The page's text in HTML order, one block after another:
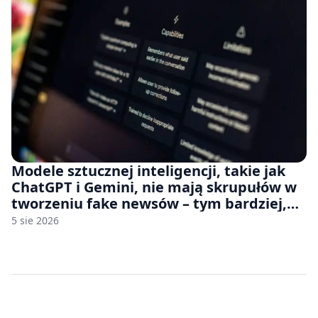
Modele sztucznej inteligencji, takie jak
ChatGPT i Gemini, nie mają skrupułów w
tworzeniu fake newsów – tym bardziej,
jeśli rozmawiasz z nimi po polsku
5 sie 2026